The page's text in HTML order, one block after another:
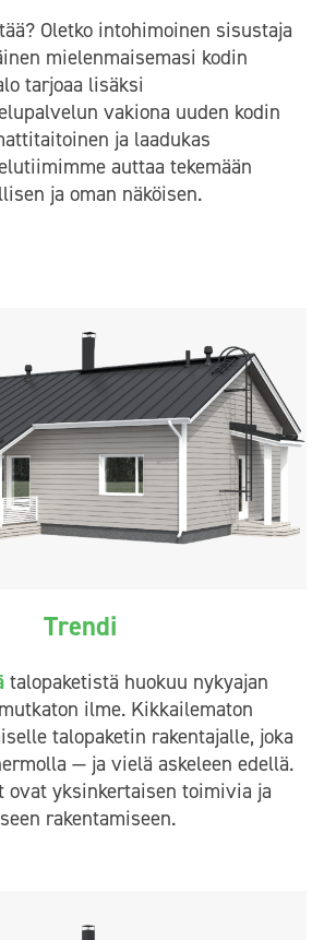
Oletko intohimoinen sisustaja
mielenmaisemasi kodin
tarjoaa lisäksi
vakiona uuden kodin
ja laadukas
auttaa tekemään
ja oman näköisen.
Trendi
talopaketistä huokuu nykyajan
ilme. Kikkailematon
talopaketin rakentajalle, joka
— ja vielä askeleen edellä.
ovat yksinkertaisen toimivia ja
rakentamiseen.